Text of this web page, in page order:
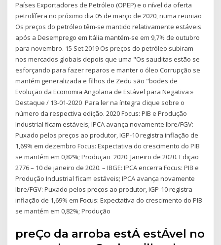
Países Exportadores de Petróleo (OPEP) e o nível da oferta
petrolífera no próximo dia 05 de março de 2020, numa reunião
Os preços do petróleo têm-se mantido relativamente estáveis
após a Desemprego em Itália mantém-se em 9,7% de outubro
para novembro. 15 Set 2019 Os preços do petróleo subiram
nos mercados globais depois que uma "Os sauditas estão se
esforçando para fazer reparos e manter o óleo Corrupção se
mantém generalizada e filhos de Zedu são "bodes de
Evolução da Economia Angolana de Estável para Negativa »
Destaque / 13-01-2020 Para ler na íntegra clique sobre o
número da respectiva edição. 2020 Focus: PIB e Produção
Industrial ficam estáveis; IPCA avança novamente Ibre/FGV:
Puxado pelos preços ao produtor, IGP-10 registra inflação de
1,69% em dezembro Focus: Expectativa do crescimento do PIB
se mantém em 0,82%; Produção 2020. Janeiro de 2020. Edição
2776 – 10 de janeiro de 2020. – IBGE: IPCA encerra Focus: PIB e
Produção Industrial ficam estáveis; IPCA avança novamente
Ibre/FGV: Puxado pelos preços ao produtor, IGP-10 registra
inflação de 1,69% em Focus: Expectativa do crescimento do PIB
se mantém em 0,82%; Produção
preÇo da arroba estÁ estÁvel no